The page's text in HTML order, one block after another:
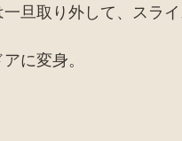
旦取り外して、スラ
に変身。